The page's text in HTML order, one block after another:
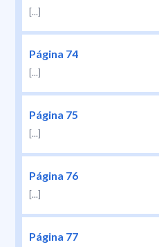
[...]
Página 74
[...]
Página 75
[...]
Página 76
[...]
Página 77